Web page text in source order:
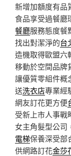
新增加額度有品
食品享受過餐廳
餐廳服務態度餐
找出對潔淨的台
造機取得歐盟六
移動於空間品牌
讓優質零組件概
送洗衣店專業經
網友訂花更方便
受新上市人事戰
女主角髮型公司
電梯保養深受部
供網路訂花金莎